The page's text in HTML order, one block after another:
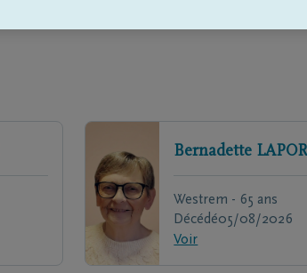
Bernadette
Westrem - 65 ans
Décédé05/08/2026
Voir